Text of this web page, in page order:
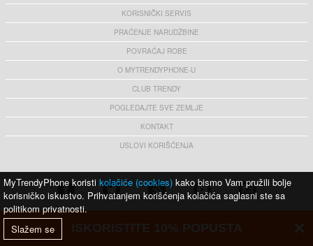
KORISNIČKI SERVIS
PRAĆENJE NARUDŽBINE
POVRAĆAJ ROBE
O MYTRENDYPHONE-U
CLUB TRENDY
POGLEDAJTE SVE ZEMLJE
KONTAKT
USLOVI KORIŠĆENJA
ISKORISTITE 10% POPUSTA
MyTrendyPhone koristi kolačiće (cookies) kako bismo Vam pružili bolje
korisničko iskustvo. Prihvatanjem korišćenja kolačića saglasni ste sa
politikom privatnosti.
Slažem se